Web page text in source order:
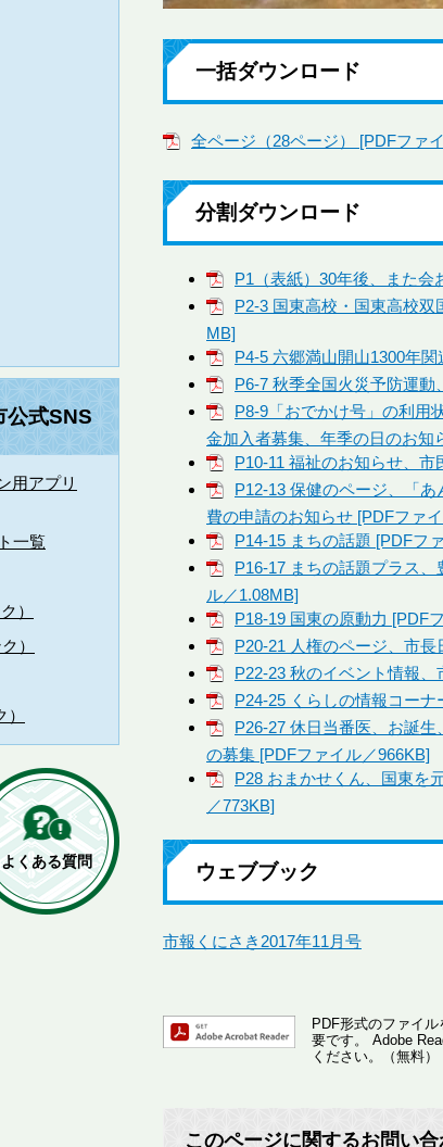
一括ダウンロード
全ページ（28ページ） [PDFファ
分割ダウンロード
P1（表紙）30年後、また会
P2-3 国東高校・国東高校
MB]
P4-5 六郷満山開山1300年
P6-7 秋季全国火災予防運
P8-9「おでかけ号」の利用
金加入者募集、年季の日のお知
P10-11 福祉のお知らせ、
P12-13 保健のページ、「
費の申請のお知らせ [PDFファ
P14-15 まちの話題 [PDFフ
P16-17 まちの話題プラス
ル／1.08MB]
P18-19 国東の原動力 [PDF
P20-21 人権のページ、市
P22-23 秋のイベント情報
P24-25 くらしの情報コー
P26-27 休日当番医、お誕
の募集 [PDFファイル／966KB]
P28 おまかせくん、国東を
／773KB]
ウェブブック
市報くにさき2017年11月号
PDF形式のファイ
要です。
Adobe
ください。（無料）
このページに関するお問い
公式SNS
用アプリ
一覧
）
）
よくある質問